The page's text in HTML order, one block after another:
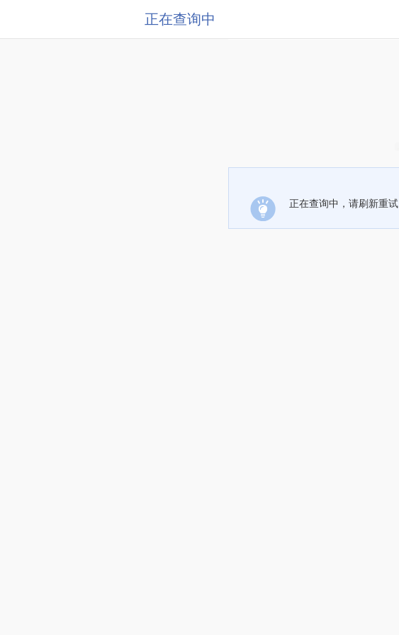
正在查询中
正在查询中，请刷新重试